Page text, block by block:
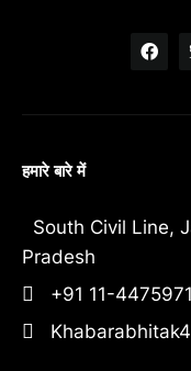
हमारे बारे में
South Civil Line,
Pradesh
+91 11-